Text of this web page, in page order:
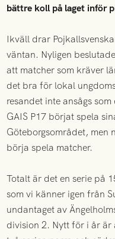
bättre koll på laget inför
Ikväll drar
väntan. Nyligen
att matcher som kräver
det bra för lokal
resandet inte ansågs
GAIS P17 börjat spela
Göteborgsområdet, men
börja spela matcher.
Totalt är det en serie på
som vi känner igen från
undantaget av
division 2. Nytt för i år är